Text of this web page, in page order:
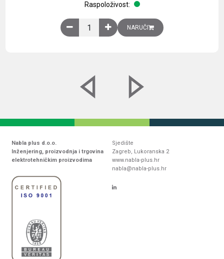
Raspoloživost:
Obična montažna ploča V1000xŠ800mm,
NARUČI
Nabla plus d.o.o.
Inženjering, proizvodnja i trgovina
elektrotehničkim proizvodima
Sjedište
Zagreb, Lukoranska 2
www.nabla-plus.hr
nabla@nabla-plus.hr